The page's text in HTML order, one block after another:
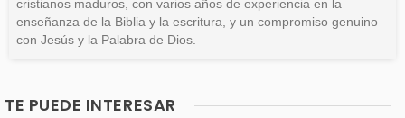
cristianos maduros, con varios años de experiencia en la
enseñanza de la Biblia y la escritura, y un compromiso genuino
con Jesús y la Palabra de Dios.
TE PUEDE INTERESAR